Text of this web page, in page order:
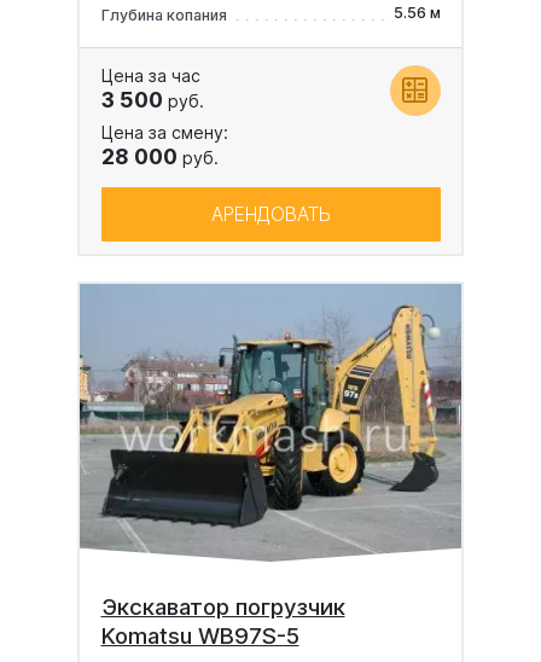
Глубина копания 5.56 м
Цена за час
3 500 руб.
Цена за смену:
28 000 руб.
АРЕНДОВАТЬ
Экскаватор погрузчик
Komatsu WB97S-5